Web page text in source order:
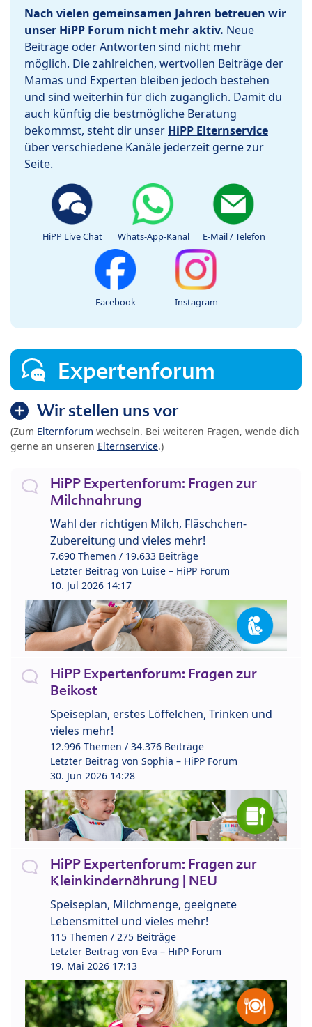
Nach vielen gemeinsamen Jahren betreuen wir
unser HiPP Forum nicht mehr aktiv. Neue
Beiträge oder Antworten sind nicht mehr
möglich. Die zahlreichen, wertvollen Beiträge der
Mamas und Experten bleiben jedoch bestehen
und sind weiterhin für dich zugänglich. Damit du
auch künftig die bestmögliche Beratung
bekommst, steht dir unser HiPP Elternservice
über verschiedene Kanäle jederzeit gerne zur
Seite.
HiPP Live Chat Whats-App-Kanal E-Mail / Telefon
Facebook Instagram
Expertenforum
Wir stellen uns vor
(Zum Elternforum wechseln. Bei weiteren Fragen, wende dich
gerne an unseren Elternservice.)
HiPP Expertenforum: Fragen zur
Milchnahrung
Wahl der richtigen Milch, Fläschchen-
Zubereitung und vieles mehr!
7.690 Themen / 19.633 Beiträge
Letzter Beitrag von Luise – HiPP Forum
10. Jul 2026 14:17
HiPP Expertenforum: Fragen zur
Beikost
Speiseplan, erstes Löffelchen, Trinken und
vieles mehr!
12.996 Themen / 34.376 Beiträge
Letzter Beitrag von Sophia – HiPP Forum
30. Jun 2026 14:28
HiPP Expertenforum: Fragen zur
Kleinkindernährung | NEU
Speiseplan, Milchmenge, geeignete
Lebensmittel und vieles mehr!
115 Themen / 275 Beiträge
Letzter Beitrag von Eva – HiPP Forum
19. Mai 2026 17:13